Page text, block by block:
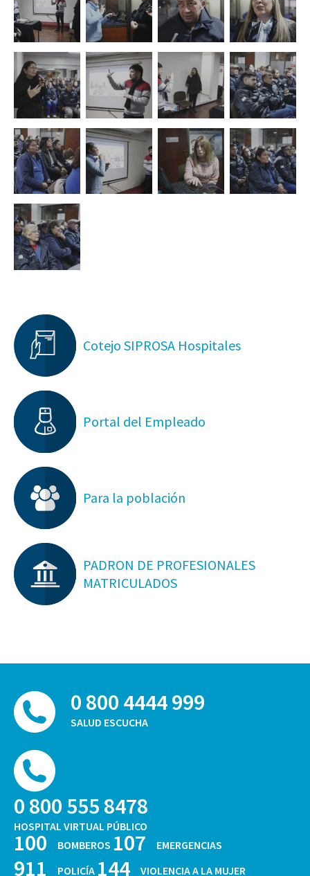
Cotejo SIPROSA Hospitales
Portal del Empleado
Para la población
PADRON DE PROFESIONALES
MATRICULADOS
0 800 4444 999
SALUD ESCUCHA
0 800 555 8478
HOSPITAL VIRTUAL PÚBLICO
100 BOMBEROS 107 EMERGENCIAS
911 POLICÍA 144 VIOLENCIA A LA MUJER